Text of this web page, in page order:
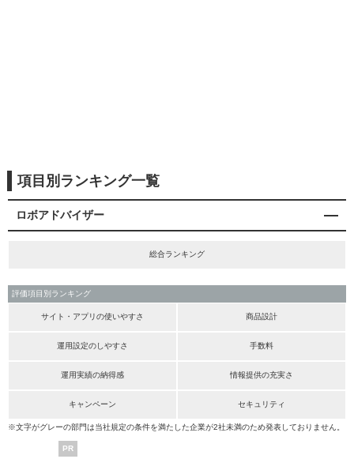
項目別ランキング一覧
ロボアドバイザー
総合ランキング
評価項目別ランキング
サイト・アプリの使いやすさ 商品設計
運用設定のしやすさ 手数料
運用実績の納得感 情報提供の充実さ
キャンペーン セキュリティ
※文字がグレーの部門は当社規定の条件を満たした企業が2社未満のため発表しておりません。
PR